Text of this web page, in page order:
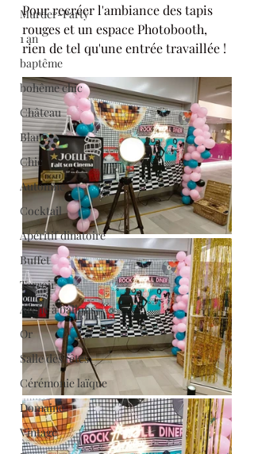
Murder-Party
1 an
baptême
bohême chic
Château
Blanc
Chic
Automne
Cocktail
Apéritif dinatoire
Buffet
Terroir
Arche à ballons
Or
Salle des fêtes
Cérémonie laïque
Domaine
Vintage
Pour recréer l'ambiance des tapis
rouges et un espace Photobooth,
rien de tel qu'une entrée travaillée !